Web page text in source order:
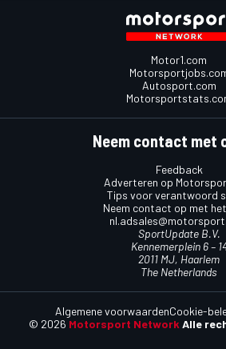
Motor1.com
Autosport.com
Neem contact met
Feedback
Adverteren op
Tips voor verantwoord
Neem contact op met
SportUpdate B.V.
Kennemerplein 6 –
2011 MJ, Haarlem
The Netherlands
© 2026 Motorsport Network Alle
Algemene voorwaardenCookie-